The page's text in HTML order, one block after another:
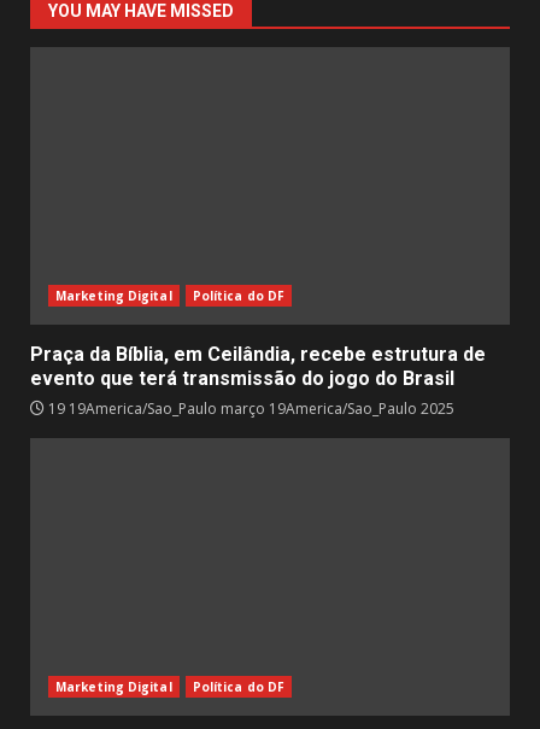
YOU MAY HAVE MISSED
Marketing Digital Política do DF
Praça da Bíblia, em Ceilândia, recebe estrutura de
evento que terá transmissão do jogo do Brasil
19 19America/Sao_Paulo março 19America/Sao_Paulo 2025
Marketing Digital Política do DF